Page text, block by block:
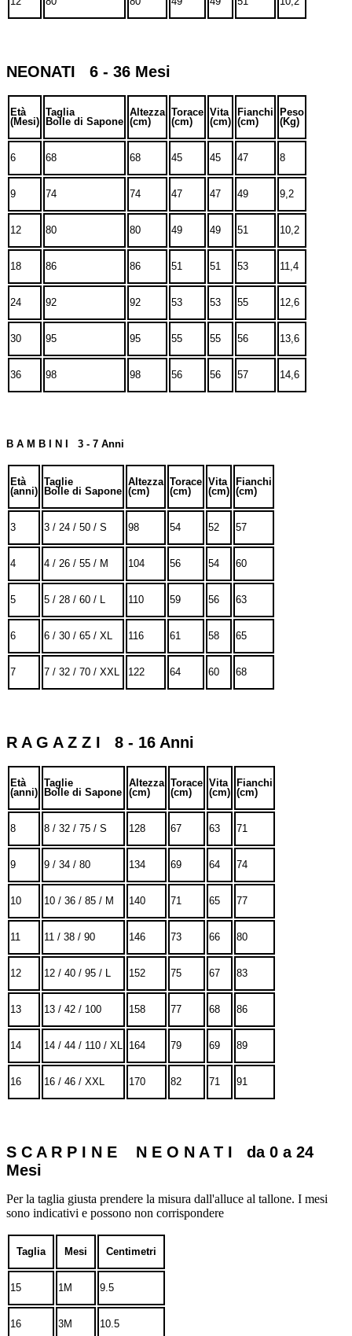
NEONATI 6 - 36 Mesi
Età
(Mesi)
Taglia
Bolle di Sapone
Altezza
(cm)
Torace
(cm)
Vita
(cm)
Fianchi
(cm)
Peso
(Kg)
6 68 68 45 45 47 8
9 74 74 47 47 49 9,2
12 80 80 49 49 51 10,2
18 86 86 51 51 53 11,4
24 92 92 53 53 55 12,6
30 95 95 55 55 56 13,6
36 98 98 56 56 57 14,6
B A M B I N I 3 - 7 Anni
Età
(anni)
Taglie
Bolle di Sapone
Altezza
(cm)
Torace
(cm)
Vita
(cm)
Fianchi
(cm)
3 3 / 24 / 50 / S 98 54 52 57
4 4 / 26 / 55 / M 104 56 54 60
5 5 / 28 / 60 / L 110 59 56 63
6 6 / 30 / 65 / XL 116 61 58 65
7 7 / 32 / 70 / XXL 122 64 60 68
R A G A Z Z I 8 - 16 Anni
Età
(anni)
Taglie
Bolle di Sapone
Altezza
(cm)
Torace
(cm)
Vita
(cm)
Fianchi
(cm)
8 8 / 32 / 75 / S 128 67 63 71
9 9 / 34 / 80 134 69 64 74
10 10 / 36 / 85 / M 140 71 65 77
11 11 / 38 / 90 146 73 66 80
12 12 / 40 / 95 / L 152 75 67 83
13 13 / 42 / 100 158 77 68 86
14 14 / 44 / 110 / XL 164 79 69 89
16 16 / 46 / XXL 170 82 71 91
S C A R P I N E N E O N A T I da 0 a 24
Mesi
Per la taglia giusta prendere la misura dall'alluce al tallone. I mesi
sono indicativi e possono non corrispondere
Taglia Mesi Centimetri
15 1M 9.5
16 3M 10.5